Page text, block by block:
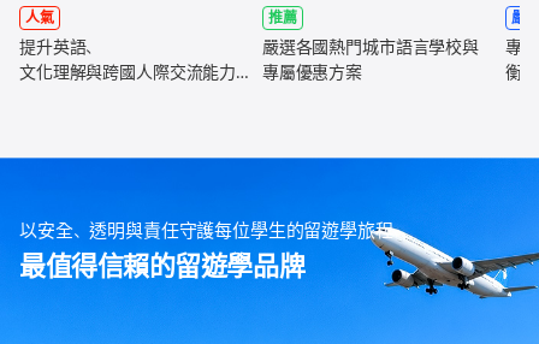
人氣
提升英語、
文化理解與跨國人際交流能力，
推薦
嚴選各國熱門城市語言學校與
專屬優惠方案
嚴選
專
衡
以安全、透明與責任守護每位學生的留遊學旅程
最值得信賴的留遊學品牌